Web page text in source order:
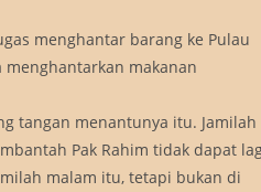
menghantar barang ke Pulau
menghantarkan makanan
tangan menantunya itu. Jamilah
Pak Rahim tidak dapat
malam itu, tetapi bukan di